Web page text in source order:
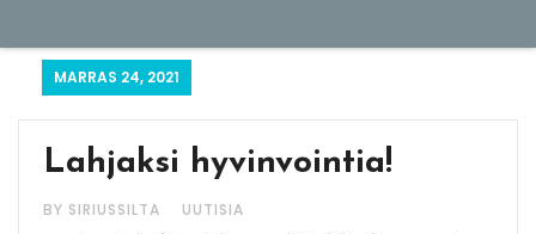
MARRAS 24, 2021
Lahjaksi hyvinvointia!
BY SIRIUSSILTA UUTISIA